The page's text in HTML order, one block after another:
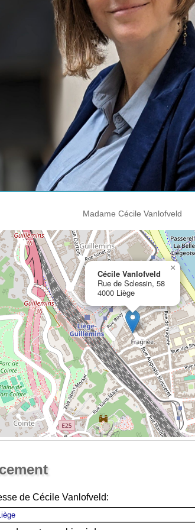
Madame Cécile Vanlofveld
Cécile Vanlofveld
Rue de Sclessin, 58
4000 Liège
×
de Cécile Vanlofveld: